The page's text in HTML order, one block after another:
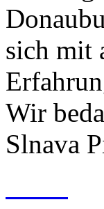
sich mit
Wir
Slnava